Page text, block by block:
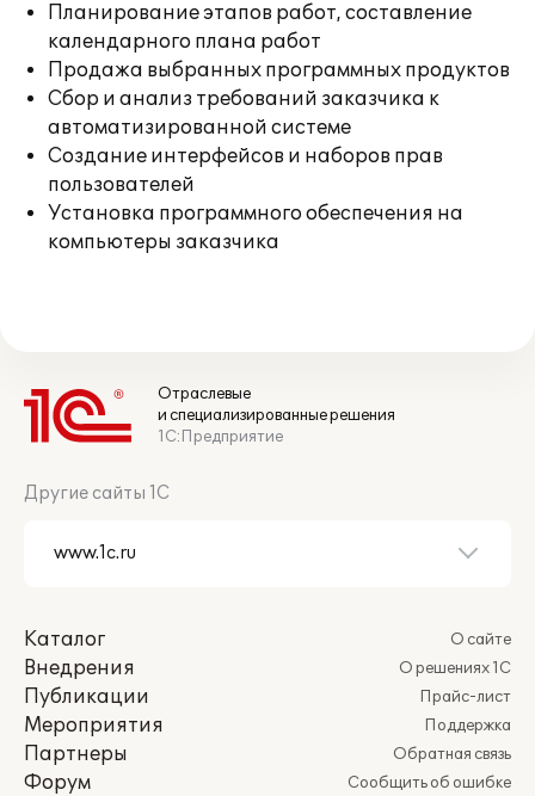
Планирование этапов работ, составление
календарного плана работ
Продажа выбранных программных продуктов
Сбор и анализ требований заказчика к
автоматизированной системе
Создание интерфейсов и наборов прав
пользователей
Установка программного обеспечения на
компьютеры заказчика
Отраслевые
и специализированные решения
1С:Предприятие
Другие сайты 1С
Каталог
Внедрения
Публикации
Мероприятия
Партнеры
Форум
О сайте
О решениях 1С
Прайс-лист
Поддержка
Обратная связь
Сообщить об ошибке